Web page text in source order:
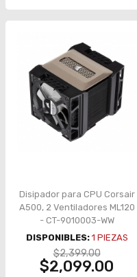
Disipador para CPU Corsair
A500, 2 Ventiladores ML120
- CT-9010003-WW
DISPONIBLES: 1 PIEZAS
$2,399.00
$2,099.00